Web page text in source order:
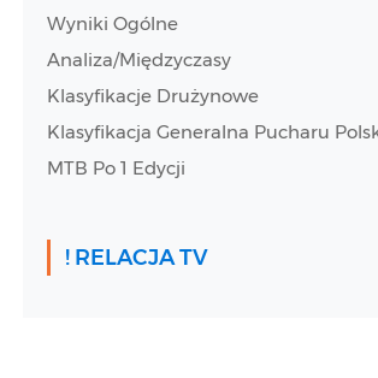
Wyniki Ogólne
Analiza/Międzyczasy
Klasyfikacje Drużynowe
Klasyfikacja Generalna Pucharu
MTB Po 1 Edycji
! RELACJA TV